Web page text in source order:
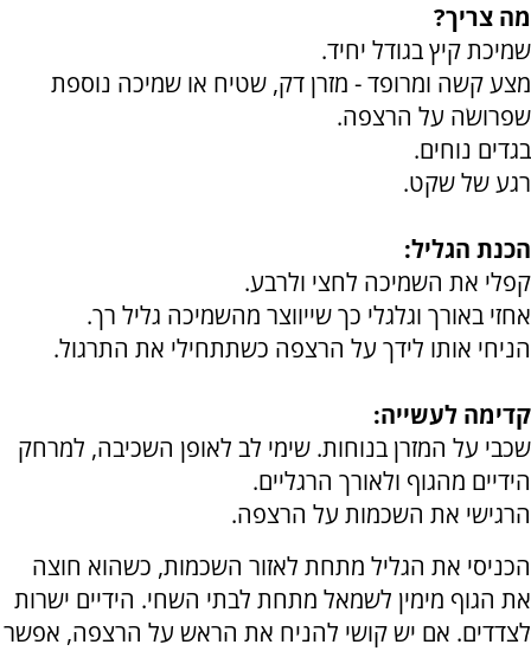
מה צריך?
שמיכת קיץ בגודל יחיד.
מצע קשה ומרופד - מזרן דק, שטיח או שמיכה נוספת
שפרושׂה על הרצפה.
בגדים נוחים.
רגע של שקט.
הכנת הגליל:
קפלי את השמיכה לחצי ולרבע.
אחזי באורך וגלגלי כך שייווצר מהשמיכה גליל רך.
הניחי אותו לידך על הרצפה כשתתחילי את התרגול.
קדימה לעשייה:
שכבי על המזרן בנוחות. שימי לב לאופן השכיבה, למרחק
הידיים מהגוף ולאורך הרגליים.
הרגישי את השכמות על הרצפה.
הכניסי את הגליל מתחת לאזור השכמות, כשהוא חוצה
את הגוף מימין לשמאל מתחת לבתי השחי. הידיים ישרות
לצדדים. אם יש קושי להניח את הראש על הרצפה, אפשר